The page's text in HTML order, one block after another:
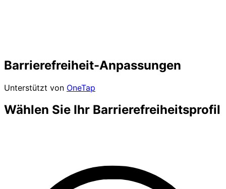
Barrierefreiheit-Anpassungen
Unterstützt von OneTap
Wählen Sie Ihr Barrierefreiheitsprofil